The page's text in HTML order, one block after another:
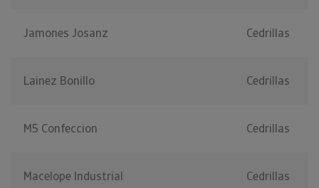
Jamones Josanz Cedrillas
Lainez Bonillo Cedrillas
M5 Confeccion Cedrillas
Macelope Industrial Cedrillas